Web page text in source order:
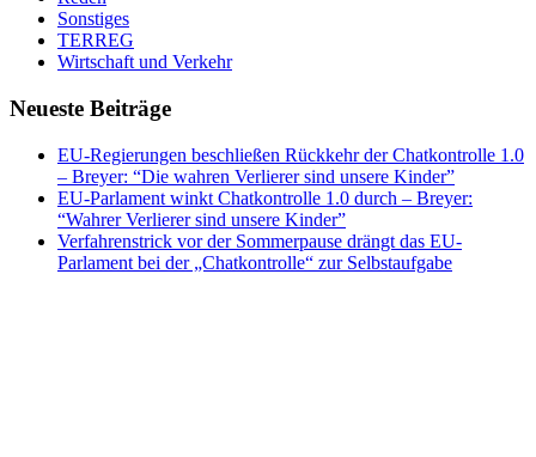
Sonstiges
TERREG
Wirtschaft und Verkehr
Neueste Beiträge
EU-Regierungen beschließen Rückkehr der Chatkontrolle 1.0
– Breyer: “Die wahren Verlierer sind unsere Kinder”
EU-Parlament winkt Chatkontrolle 1.0 durch – Breyer:
“Wahrer Verlierer sind unsere Kinder”
Verfahrenstrick vor der Sommerpause drängt das EU-
Parlament bei der „Chatkontrolle“ zur Selbstaufgabe